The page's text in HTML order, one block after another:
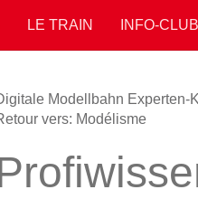
LE TRAIN INFO-
Modellbahn Experten-
vers: Modélisme